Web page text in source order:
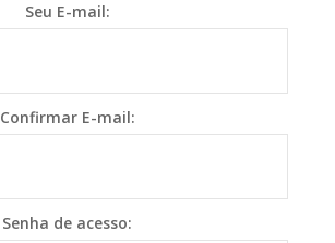
Seu E-mail:
Confirmar E-mail:
Senha de acesso: